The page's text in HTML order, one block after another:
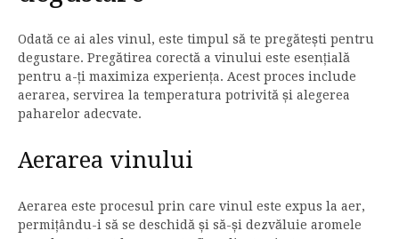
Odată ce ai ales vinul, este timpul să te pregătești pentru
degustare. Pregătirea corectă a vinului este esențială
pentru a-ți maximiza experiența. Acest proces include
aerarea, servirea la temperatura potrivită și alegerea
paharelor adecvate.
Aerarea vinului
Aerarea este procesul prin care vinul este expus la aer,
permițându-i să se deschidă și să-și dezvăluie aromele